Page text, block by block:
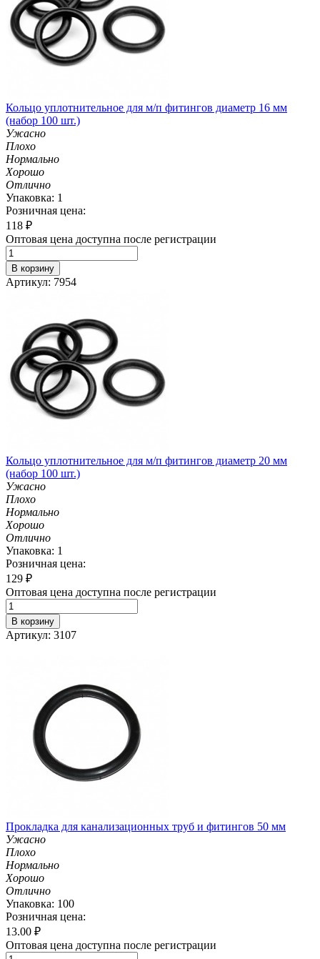
Кольцо уплотнительное для м/п фитингов диаметр 16 мм
(набор 100 шт.)
Ужасно
Плохо
Нормально
Хорошо
Отлично
Упаковка: 1
Розничная цена:
118 ₽
Оптовая цена доступна после регистрации
В корзину
Артикул: 7954
Кольцо уплотнительное для м/п фитингов диаметр 20 мм
(набор 100 шт.)
Ужасно
Плохо
Нормально
Хорошо
Отлично
Упаковка: 1
Розничная цена:
129 ₽
Оптовая цена доступна после регистрации
В корзину
Артикул: 3107
Прокладка для канализационных труб и фитингов 50 мм
Ужасно
Плохо
Нормально
Хорошо
Отлично
Упаковка: 100
Розничная цена:
13.00 ₽
Оптовая цена доступна после регистрации